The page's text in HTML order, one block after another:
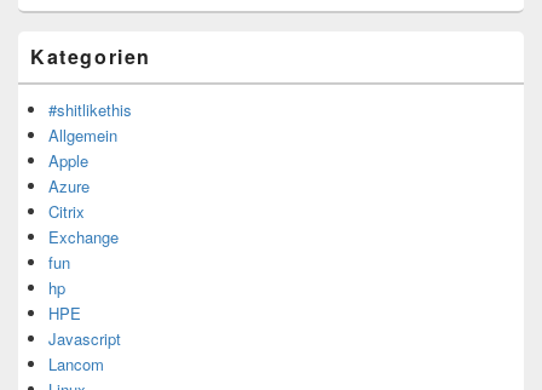
Kategorien
#shitlikethis
Allgemein
Apple
Azure
Citrix
Exchange
fun
hp
HPE
Javascript
Lancom